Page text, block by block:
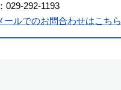
029-292-1193
ールでのお問合わせはこちら